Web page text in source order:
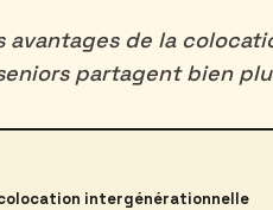
avantages de la
partagent bien
intergénérationnelle